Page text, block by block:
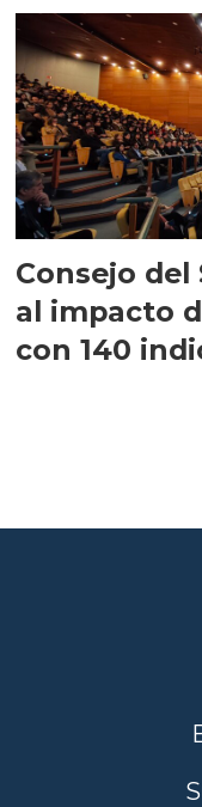
Consejo
al impacto
con 140